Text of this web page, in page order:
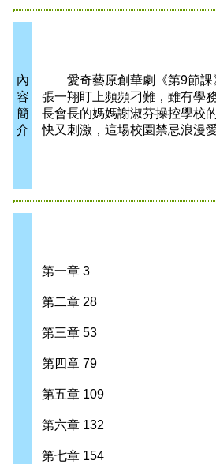
內
容
簡
介
愛奇藝原創華劇《第9節課
張一翔盯上頻頻刁難，雖有學
長會長的媽媽謝淑芬操控學校
快又刺激，這場校園禁忌浪漫
第一章 3
第二章 28
第三章 53
第四章 79
第五章 109
第六章 132
第七章 154